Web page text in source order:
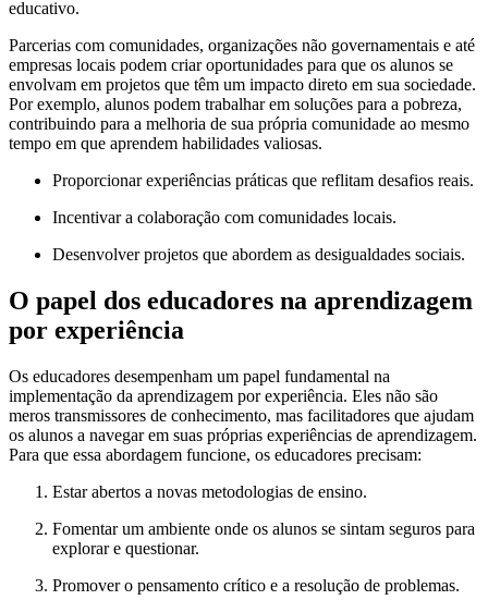
educativo.
Parcerias com comunidades, organizações não governamentais e até
empresas locais podem criar oportunidades para que os alunos se
envolvam em projetos que têm um impacto direto em sua sociedade.
Por exemplo, alunos podem trabalhar em soluções para a pobreza,
contribuindo para a melhoria de sua própria comunidade ao mesmo
tempo em que aprendem habilidades valiosas.
Proporcionar experiências práticas que reflitam desafios reais.
Incentivar a colaboração com comunidades locais.
Desenvolver projetos que abordem as desigualdades sociais.
O papel dos educadores na aprendizagem
por experiência
Os educadores desempenham um papel fundamental na
implementação da aprendizagem por experiência. Eles não são
meros transmissores de conhecimento, mas facilitadores que ajudam
os alunos a navegar em suas próprias experiências de aprendizagem.
Para que essa abordagem funcione, os educadores precisam:
Estar abertos a novas metodologias de ensino.
Fomentar um ambiente onde os alunos se sintam seguros para
explorar e questionar.
Promover o pensamento crítico e a resolução de problemas.